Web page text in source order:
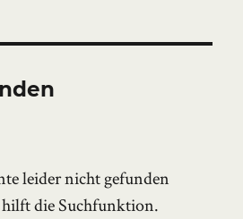
leider nicht gefunden
die Suchfunktion.